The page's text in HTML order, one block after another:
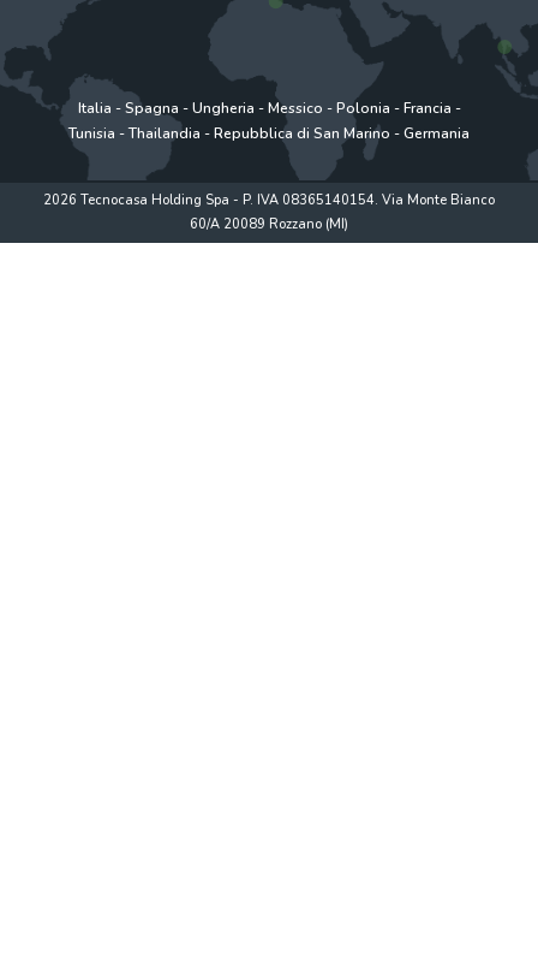
Italia -Spagna -Ungheria -Messico -Polonia -Francia -
Tunisia -Thailandia -Repubblica di San Marino -Germania
2026 Tecnocasa Holding Spa - P. IVA 08365140154. Via Monte Bianco
60/A 20089 Rozzano (MI)